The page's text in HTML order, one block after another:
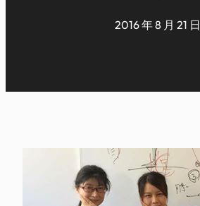
2016 年 8 月 21 日